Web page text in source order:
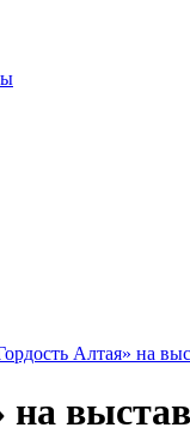
Алтая» на